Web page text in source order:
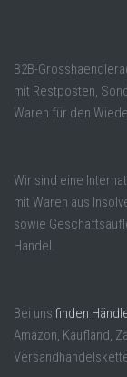
B2B-
mit Restposten,
Waren für den
Wir sind eine
mit Waren aus
sowie
Handel.
Bei uns finden
Amazon, Kaufland,